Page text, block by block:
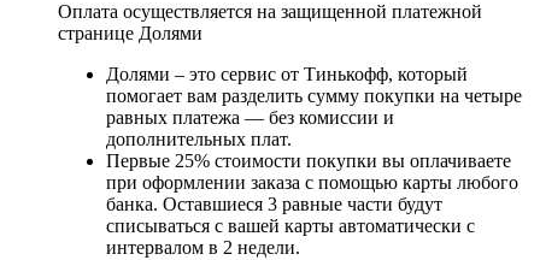
Оплата осуществляется на защищенной платежной
странице Долями
Долями – это сервис от Тинькофф, который
помогает вам разделить сумму покупки на четыре
равных платежа — без комиссии и
дополнительных плат.
Первые 25% стоимости покупки вы оплачиваете
при оформлении заказа с помощью карты любого
банка. Оставшиеся 3 равные части будут
списываться с вашей карты автоматически с
интервалом в 2 недели.